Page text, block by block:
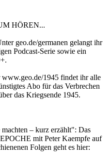
HÖREN...
geo.de/germanen gelangt ihr
Podcast-Serie sowie ein
1945 findet ihr alle
Abo für das Verbrechen
das Kriegsende 1945.
– kurz erzählt": Das
mit Peter Kaempfe auf
Folgen geht es hier: